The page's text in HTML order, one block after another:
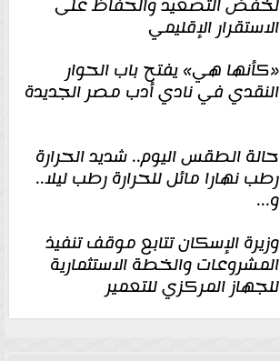
الاستقرار الإقليمي
«كأنها هي» يفتح باب الحوار
النقدي في نادي أدب مصر الجديدة
حالة الطقس اليوم.. شديد الحرارة
رطب نهارا مائل للحرارة رطب ليلا..
و...
وزيرة الإسكان تتابع موقف تنفيذ
المشروعات والخطة الاستثمارية
للجهاز المركزي للتعمير